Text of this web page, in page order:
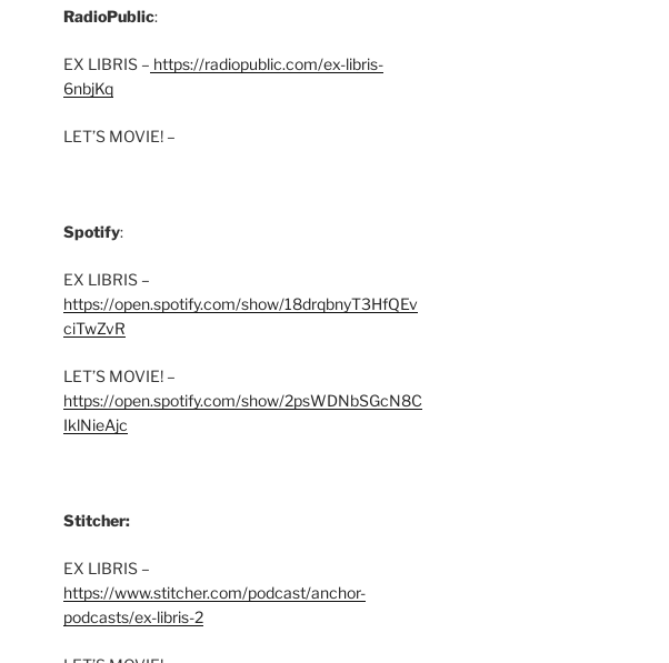
RadioPublic:
EX LIBRIS – https://radiopublic.com/ex-libris-
6nbjKq
LET’S MOVIE! –
Spotify:
EX LIBRIS –
https://open.spotify.com/show/18drqbnyT3HfQEv
ciTwZvR
LET’S MOVIE! –
https://open.spotify.com/show/2psWDNbSGcN8C
IklNieAjc
Stitcher:
EX LIBRIS –
https://www.stitcher.com/podcast/anchor-
podcasts/ex-libris-2